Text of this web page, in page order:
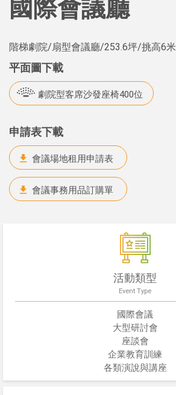
國際會議廳
階梯劇院/扇型會議廳/253.6坪/挑高6米
平面圖下載
劇院型客席沙發座椅400位
申請表下載
會議場地租用申請表
會議事務用品訂購單
活動類型
Event Type
國際會議
大型研討會
座談會
企業教育訓練
各類演說與講座